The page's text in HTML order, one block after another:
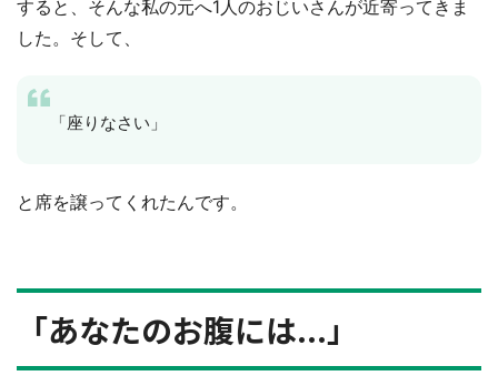
すると、そんな私の元へ1人のおじいさんが近寄ってきま
した。そして、
「座りなさい」
と席を譲ってくれたんです。
「あなたのお腹には...」